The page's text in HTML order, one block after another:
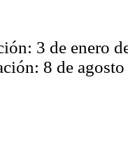
3 de enero
8 de